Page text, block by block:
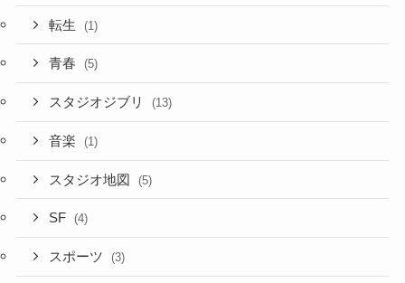
転生 (1)
青春 (5)
スタジオジブリ (13)
音楽 (1)
スタジオ地図 (5)
SF (4)
スポーツ (3)